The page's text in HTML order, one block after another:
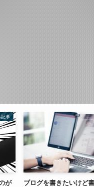
ブログを書きたいけど書けな